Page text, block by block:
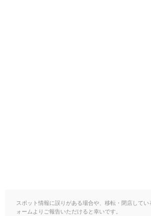
スポット情報に誤りがある場合や、移転・閉店して
ォームよりご報告いただけると幸いです。